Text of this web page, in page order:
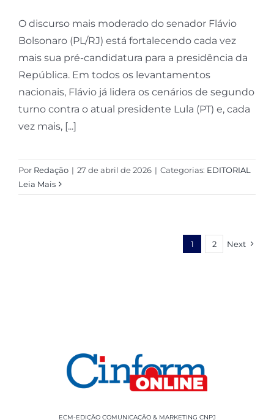
O discurso mais moderado do senador Flávio
Bolsonaro (PL/RJ) está fortalecendo cada vez
mais sua pré-candidatura para a presidência da
República. Em todos os levantamentos
nacionais, Flávio já lidera os cenários de segundo
turno contra o atual presidente Lula (PT) e, cada
vez mais, [...]
Por Redação | 27 de abril de 2026 | Categorias: EDITORIAL
Leia Mais
1 2 Next
ECM-EDIÇÃO COMUNICAÇÃO & MARKETING CNPJ